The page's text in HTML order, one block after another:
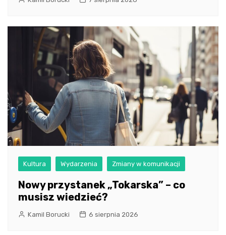
Kultura Wydarzenia Zmiany w komunikacji
Nowy przystanek „Tokarska” – co
musisz wiedzieć?
Kamil Borucki 6 sierpnia 2026